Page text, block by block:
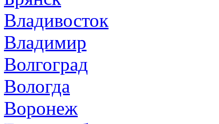
Владивосток
Владимир
Волгоград
Вологда
Воронеж